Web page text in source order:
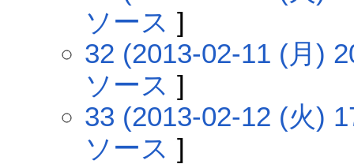
ソース ]
32 (2013-02-11 (月)
ソース ]
33 (2013-02-12 (火)
ソース ]